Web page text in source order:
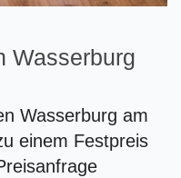
Wasserburg
Wasserburg am
einem Festpreis